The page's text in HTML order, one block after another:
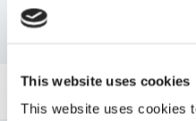
This website uses cookies
This website uses cookies
Leitfaden: Montage